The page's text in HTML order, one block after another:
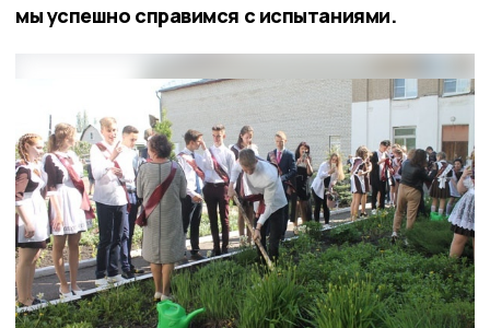
мы успешно справимся с испытаниями.